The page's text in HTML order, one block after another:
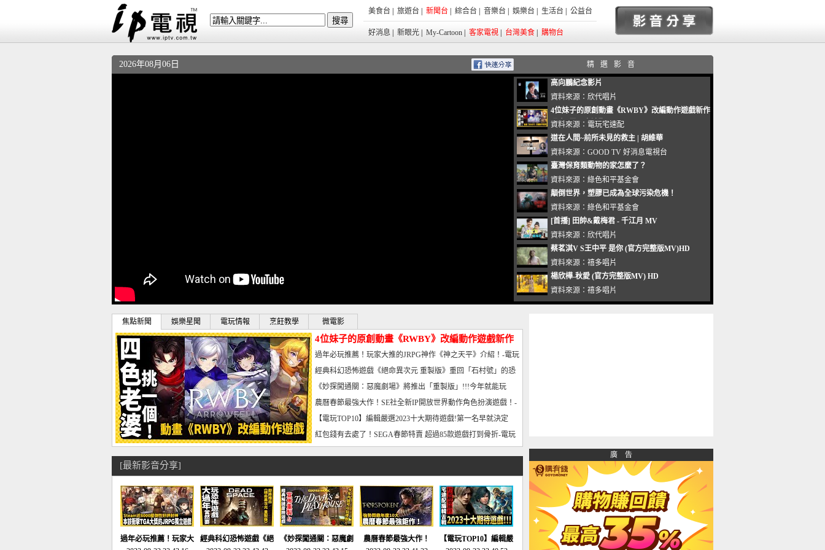
美食台 旅遊台 新聞台 綜合台 音樂台 娛樂台 生活台 公益台
好消息 新眼光 My-Cartoon 客家電視 台灣美食 購物台
2026年08月06日 精選影音
高向鵬紀念影片
資料來源： 欣代唱片
4位妹子的原創動畫《RWBY》改編動作遊戲新作
曝光_電玩宅速配20221102
資料來源： 電玩宅速配
道在人間~前所未見的救主 | 胡維華
資料來源： GOOD TV 好消息電視台
臺灣保育類動物的家怎麼了？
資料來源： 綠色和平基金會
顛倒世界，塑膠已成為全球污染危機！
資料來源： 綠色和平基金會
[首播] 田帥&戴梅君 - 千江月 MV
資料來源： 欣代唱片
蔡茗淇V S王中平 是你 (官方完整版MV)HD
資料來源： 禧多唱片
楊欣樺-秋愛 (官方完整版MV) HD
資料來源： 禧多唱片
焦點新聞 娛樂星聞 電玩情報 烹飪教學 微電影
4位妹子的原創動畫《RWBY》改編動作遊戲新作
曝光_電玩宅速配20221102
過年必玩推薦！玩家大推的JRPG神作《神之天平》介紹！-電玩
宅速配20230126
經典科幻恐怖遊戲《絕命異次元 重製版》重回「石村號」的恐
懼體驗-電玩宅速配20230125
《妙探闖通關：惡魔劇場》將推出「重製版」!!!今年就能玩
到!!-電玩宅速配20230124
農曆春節最強大作！SE社全新IP開放世界動作角色扮演遊戲！-
電玩宅速配20230123
【電玩TOP10】編輯嚴選2023十大期待遊戲!第一名早就決定
了，封面圖直接雷你!-電玩宅速配20230120
紅包錢有去處了！SEGA春節特賣 超過85款遊戲打到骨折-電玩
宅速配20230119
[最新影音分享]
過年必玩推薦！玩家大
經典科幻恐怖遊戲《絕
《妙探闖通關：惡魔劇
農曆春節最強大作！
【電玩TOP10】編輯嚴
廣 告